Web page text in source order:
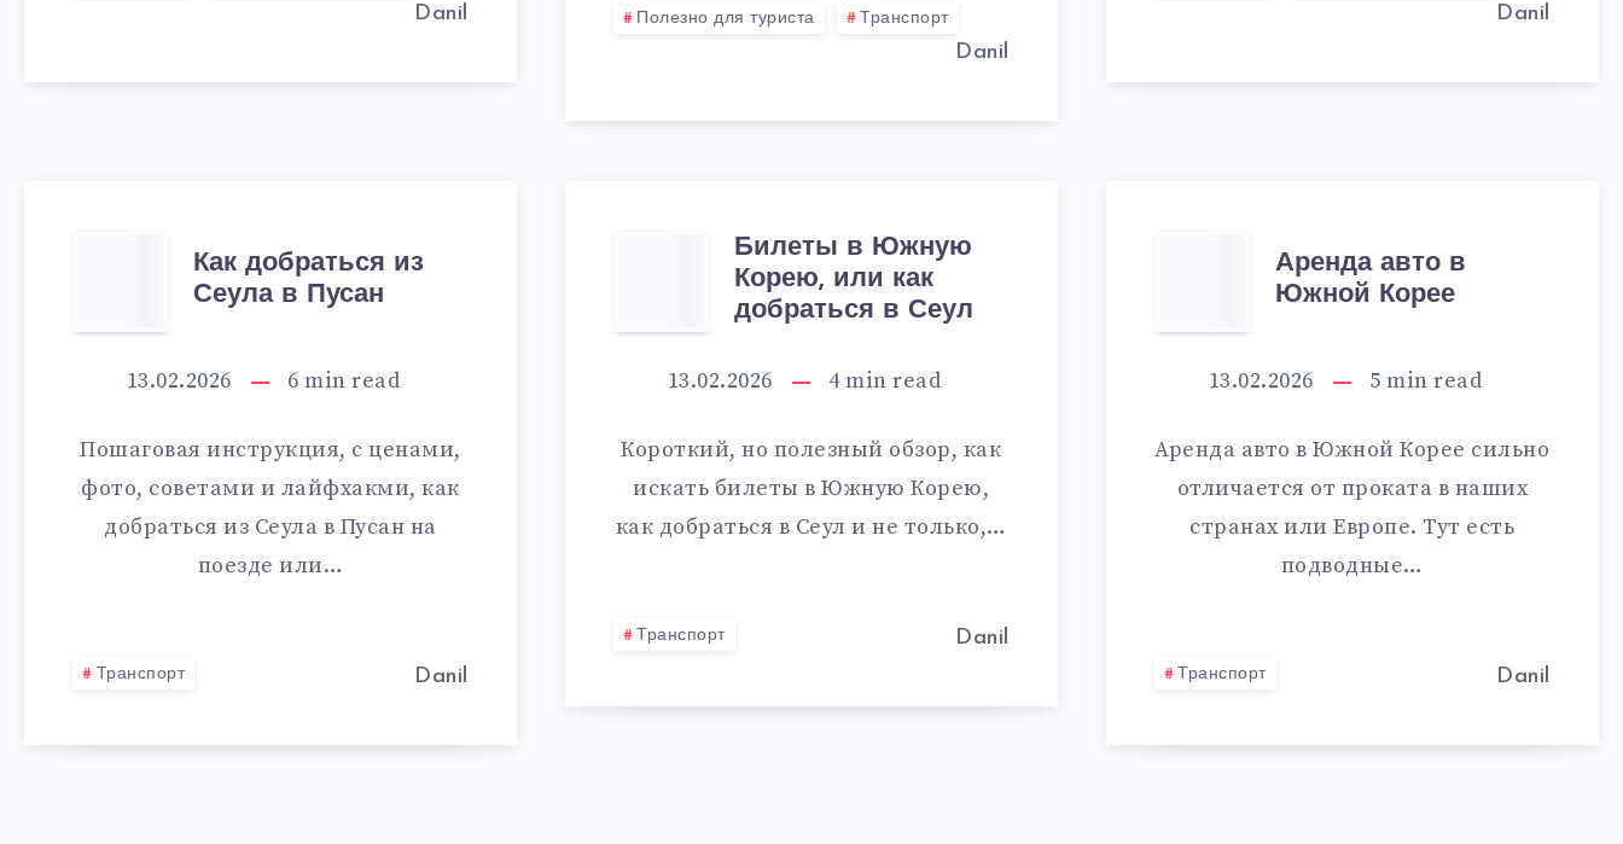
Danil Полезно для туриста Транспорт
Danil
Danil
ДОБРАТЬСЯ
ИЗ
СЕУЛА
В
ПУСАН
Как добраться из
Сеула в Пусан
13.02.2026 6 min read
Пошаговая инструкция, с ценами,
фото, советами и лайфхакми, как
добраться из Сеула в Пусан на
поезде или…
Транспорт Danil
БИЛЕТЫ
В
ЮЖНУЮ
КОРЕЮ,
ИЛИ
КАК
СЕУЛ
Билеты в Южную
Корею, или как
добраться в Сеул
13.02.2026 4 min read
Короткий, но полезный обзор, как
искать билеты в Южную Корею,
как добраться в Сеул и не только,…
Транспорт Danil
АРЕНДА
АВТО
ЮЖНОЙ
КОРЕЕ
Аренда авто в
Южной Корее
13.02.2026 5 min read
Аренда авто в Южной Корее сильно
отличается от проката в наших
странах или Европе. Тут есть
подводные…
Транспорт Danil